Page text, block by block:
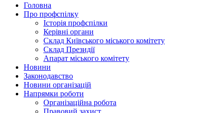
Головна
Про профспілку
Історія профспілки
Керівні органи
Склад Київського міського комітету
Склад Президії
Апарат міського комітету
Новини
Законодавство
Новини організацій
Напрямки роботи
Організаційна робота
Правовий захист